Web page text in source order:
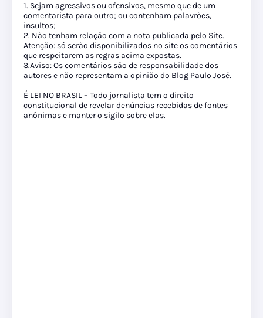
1. Sejam agressivos ou ofensivos, mesmo que de um
comentarista para outro; ou contenham palavrões,
insultos;
2. Não tenham relação com a nota publicada pelo Site.
Atenção: só serão disponibilizados no site os comentários
que respeitarem as regras acima expostas.
3.Aviso: Os comentários são de responsabilidade dos
autores e não representam a opinião do Blog Paulo José.
É LEI NO BRASIL – Todo jornalista tem o direito
constitucional de revelar denúncias recebidas de fontes
anônimas e manter o sigilo sobre elas.